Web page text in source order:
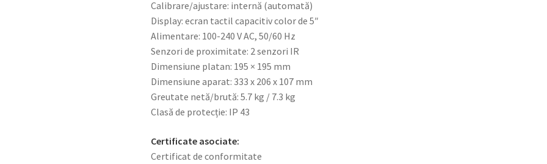
Calibrare/ajustare: internă (automată)
Display: ecran tactil capacitiv color de 5″
Alimentare: 100-240 V AC, 50/60 Hz
Senzori de proximitate: 2 senzori IR
Dimensiune platan: 195 × 195 mm
Dimensiune aparat: 333 x 206 x 107 mm
Greutate netă/brută: 5.7 kg / 7.3 kg
Clasă de protecție: IP 43
Certificate asociate:
Certificat de conformitate